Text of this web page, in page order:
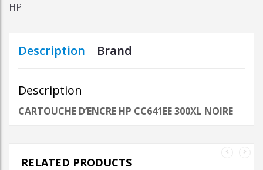
HP
Description Brand
Description
CARTOUCHE D’ENCRE HP CC641EE 300XL NOIRE
RELATED PRODUCTS